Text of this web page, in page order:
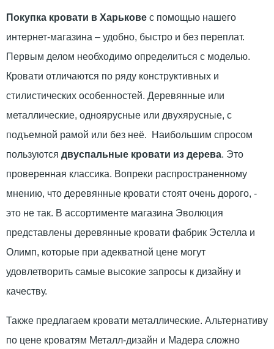
Покупка кровати в Харькове с помощью нашего
интернет-магазина – удобно, быстро и без переплат.
Первым делом необходимо определиться с моделью.
Кровати отличаются по ряду конструктивных и
стилистических особенностей. Деревянные или
металлические, одноярусные или двухярусные, с
подъемной рамой или без неё. Наибольшим спросом
пользуются двуспальные кровати из дерева. Это
проверенная классика. Вопреки распространенному
мнению, что деревянные кровати стоят очень дорого, -
это не так. В ассортименте магазина Эволюция
представлены деревянные кровати фабрик Эстелла и
Олимп, которые при адекватной цене могут
удовлетворить самые высокие запросы к дизайну и
качеству.
Также предлагаем кровати металлические. Альтернативу
по цене кроватям Металл-дизайн и Мадера сложно